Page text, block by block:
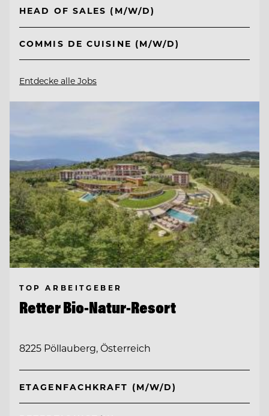
HEAD OF SALES (M/W/D)
COMMIS DE CUISINE (M/W/D)
Entdecke alle Jobs
TOP ARBEITGEBER
Retter Bio-Natur-Resort
8225 Pöllauberg, Österreich
ETAGENFACHKRAFT (M/W/D)